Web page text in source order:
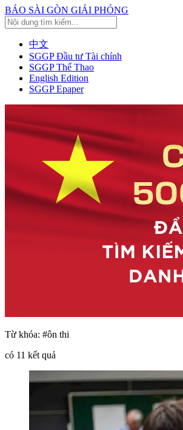
BÁO SÀI GÒN GIẢI PHÓNG
中文
SGGP Đầu tư Tài chính
SGGP Thể Thao
English Edition
SGGP Epaper
Từ khóa: #ôn thi
có 11 kết quả